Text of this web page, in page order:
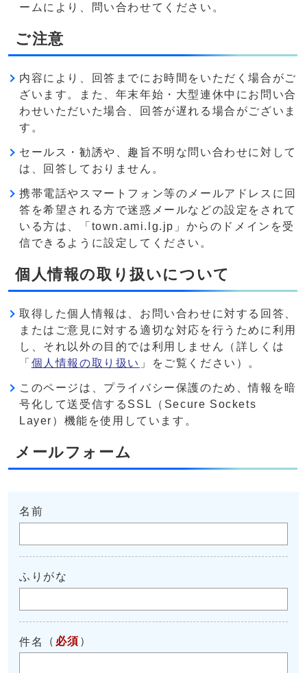
ームにより、問い合わせてください。
ご注意
内容により、回答までにお時間をいただく場合がご
ざいます。また、年末年始・大型連休中にお問い合
わせいただいた場合、回答が遅れる場合がございま
す。
セールス・勧誘や、趣旨不明な問い合わせに対して
は、回答しておりません。
携帯電話やスマートフォン等のメールアドレスに回
答を希望される方で迷惑メールなどの設定をされて
いる方は、「town.ami.lg.jp」からのドメインを受
信できるように設定してください。
個人情報の取り扱いについて
取得した個人情報は、お問い合わせに対する回答、
またはご意見に対する適切な対応を行うために利用
し、それ以外の目的では利用しません（詳しくは
「 個人情報の取り扱い 」をご覧ください）。
このページは、プライバシー保護のため、情報を暗
号化して送受信するSSL（Secure Sockets
Layer）機能を使用しています。
メールフォーム
名前
ふりがな
件名 （ 必須 ）